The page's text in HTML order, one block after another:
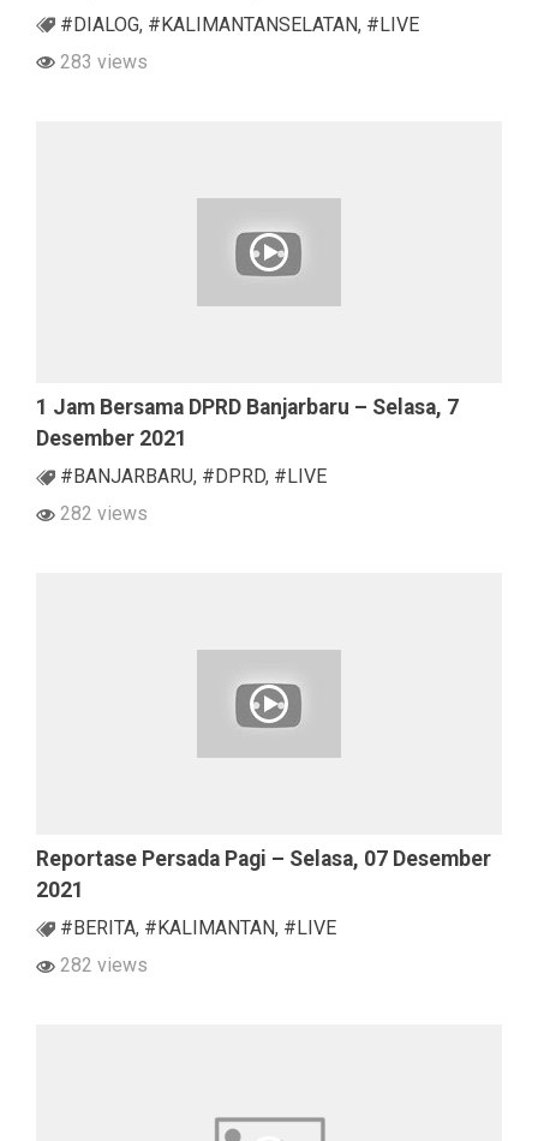
#DIALOG, #KALIMANTANSELATAN, #LIVE
283 views
1 Jam Bersama DPRD Banjarbaru – Selasa, 7
Desember 2021
#BANJARBARU, #DPRD, #LIVE
282 views
Reportase Persada Pagi – Selasa, 07 Desember
2021
#BERITA, #KALIMANTAN, #LIVE
282 views